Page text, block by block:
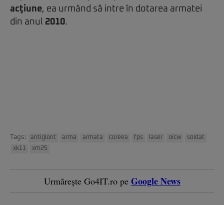
acţiune, ea urmând să intre în dotarea armatei
din anul 2010.
Tags: antiglont arma armata coreea fps laser oicw
soldat
xk11
xm25
Urmărește Go4IT.ro pe Google News